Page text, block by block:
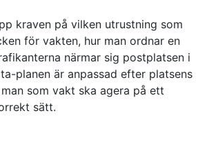
kraven på vilken utrustning som
för vakten, hur man ordnar en
närmar sig postplatsen i
planen är anpassad efter platsens
som vakt ska agera på ett
sätt.